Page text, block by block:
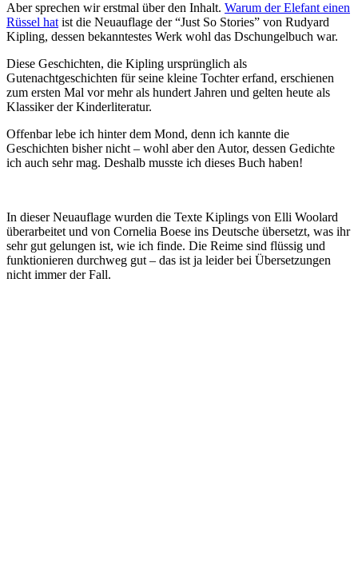
Aber sprechen wir erstmal über den Inhalt. Warum der Elefant einen
Rüssel hat ist die Neuauflage der “Just So Stories” von Rudyard
Kipling, dessen bekanntestes Werk wohl das Dschungelbuch war.
Diese Geschichten, die Kipling ursprünglich als
Gutenachtgeschichten für seine kleine Tochter erfand, erschienen
zum ersten Mal vor mehr als hundert Jahren und gelten heute als
Klassiker der Kinderliteratur.
Offenbar lebe ich hinter dem Mond, denn ich kannte die
Geschichten bisher nicht – wohl aber den Autor, dessen Gedichte
ich auch sehr mag. Deshalb musste ich dieses Buch haben!
In dieser Neuauflage wurden die Texte Kiplings von Elli Woolard
überarbeitet und von Cornelia Boese ins Deutsche übersetzt, was ihr
sehr gut gelungen ist, wie ich finde. Die Reime sind flüssig und
funktionieren durchweg gut – das ist ja leider bei Übersetzungen
nicht immer der Fall.